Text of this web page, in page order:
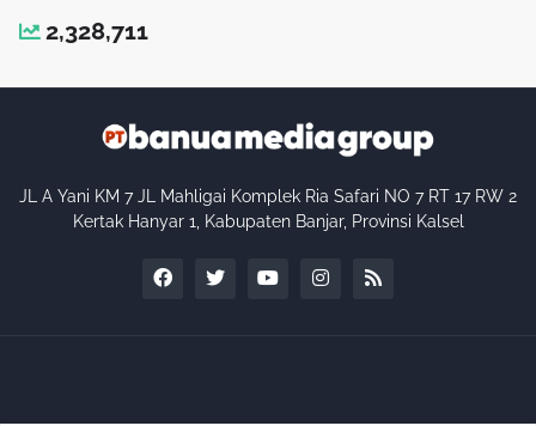
2,328,711
JL A Yani KM 7 JL Mahligai Komplek Ria Safari NO 7 RT 17 RW 2
Kertak Hanyar 1, Kabupaten Banjar, Provinsi Kalsel